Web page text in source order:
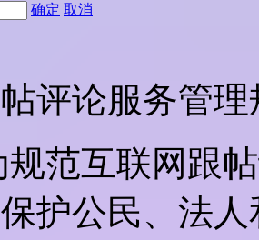
确定 取消
评论服务管理
规范互联网跟
护公民、法